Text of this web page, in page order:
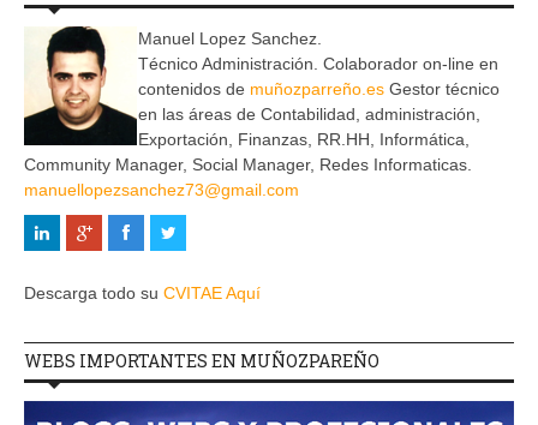
Manuel Lopez Sanchez.
Técnico Administración. Colaborador on-line en
contenidos de muñozparreño.es Gestor técnico
en las áreas de Contabilidad, administración,
Exportación, Finanzas, RR.HH, Informática,
Community Manager, Social Manager, Redes Informaticas.
manuellopezsanchez73@gmail.com
Descarga todo su CVITAE Aquí
WEBS IMPORTANTES EN MUÑOZPAREÑO